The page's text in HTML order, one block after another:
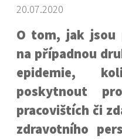
20.07.2020
O tom, jak jsou
na případnou
epidemie,
poskytnout
pracovištích či
zdravotního